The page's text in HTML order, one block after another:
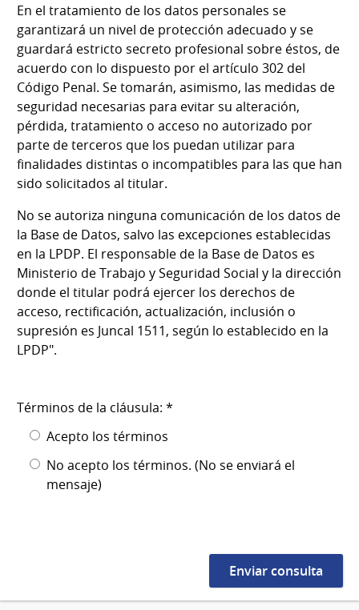
En el tratamiento de los datos personales se
garantizará un nivel de protección adecuado y se
guardará estricto secreto profesional sobre éstos, de
acuerdo con lo dispuesto por el artículo 302 del
Código Penal. Se tomarán, asimismo, las medidas de
seguridad necesarias para evitar su alteración,
pérdida, tratamiento o acceso no autorizado por
parte de terceros que los puedan utilizar para
finalidades distintas o incompatibles para las que han
sido solicitados al titular.
No se autoriza ninguna comunicación de los datos de
la Base de Datos, salvo las excepciones establecidas
en la LPDP. El responsable de la Base de Datos es
Ministerio de Trabajo y Seguridad Social y la dirección
donde el titular podrá ejercer los derechos de
acceso, rectificación, actualización, inclusión o
supresión es Juncal 1511, según lo establecido en la
LPDP".
Términos de la cláusula: *
Acepto los términos
No acepto los términos. (No se enviará el
mensaje)